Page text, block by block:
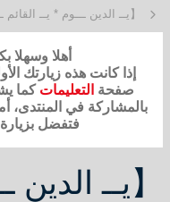
【يــ الدين ـــوم * يــ القائم
أهلا وسهلا
إذا كانت هذه زيارتك
صفحة التعليمات كما
بالمشاركة في المنتدى،
فتفضل
【يــ الدين